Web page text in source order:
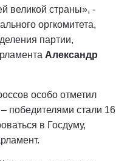
великой страны», -
оргкомитета,
партии,
Александр
особо отметил
победителями стали 16
в Госдуму,